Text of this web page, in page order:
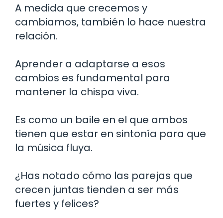
A medida que crecemos y
cambiamos, también lo hace nuestra
relación.
Aprender a adaptarse a esos
cambios es fundamental para
mantener la chispa viva.
Es como un baile en el que ambos
tienen que estar en sintonía para que
la música fluya.
¿Has notado cómo las parejas que
crecen juntas tienden a ser más
fuertes y felices?